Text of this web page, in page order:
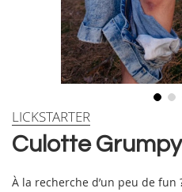
Skip
theCulotte
LICKSTARTER
À la recherche d’un peu de